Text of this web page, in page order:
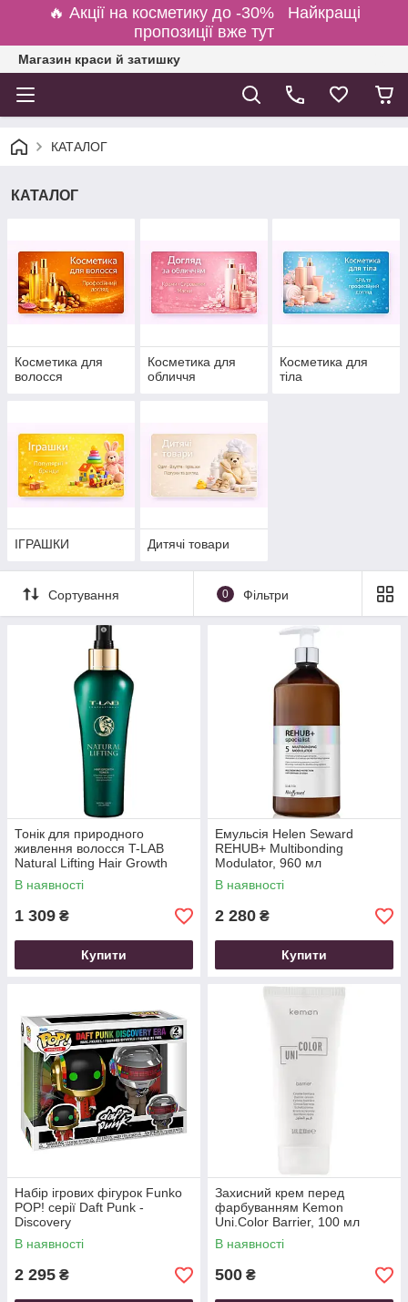
🔥 Акції на косметику до -30% Найкращі
пропозиції вже тут
Магазин краси й затишку
КАТАЛОГ
КАТАЛОГ
Косметика для
волосся
Косметика для
обличчя
Косметика для
тіла
ІГРАШКИ Дитячі товари
Сортування 0 Фільтри
Тонік для природного
живлення волосся T-LAB
Natural Lifting Hair Growth
Toner 150 мл
В наявності
1 309 ₴
Купити
Емульсія Helen Seward
REHUB+ Multibonding
Modulator, 960 мл
В наявності
2 280 ₴
Купити
Набір ігрових фігурок Funko
POP! серії Daft Punk -
Discovery
В наявності
2 295 ₴
Захисний крем перед
фарбуванням Kemon
Uni.Color Barrier, 100 мл
В наявності
500 ₴